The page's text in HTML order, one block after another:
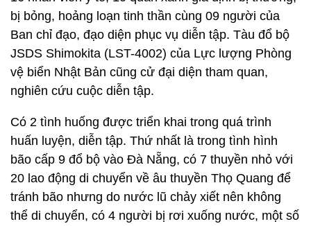
bị bỏng, hoảng loạn tinh thần cùng 09 người của
Ban chỉ đạo, đạo diện phục vụ diễn tập. Tàu đổ bộ
JSDS Shimokita (LST-4002) của Lực lượng Phòng
vệ biển Nhật Bản cũng cử đại diện tham quan,
nghiên cứu cuộc diễn tập.
Có 2 tình huống được triển khai trong quá trình
huấn luyện, diễn tập. Thứ nhất là trong tình hình
bão cấp 9 đổ bộ vào Đà Nẵng, có 7 thuyền nhỏ với
20 lao động di chuyển về âu thuyền Thọ Quang để
tránh bão nhưng do nước lũ chảy xiết nên không
thể di chuyển, có 4 người bị rơi xuống nước, một số